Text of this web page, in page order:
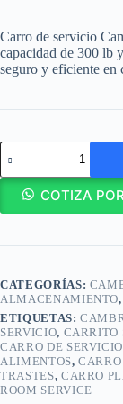
Carro de servicio
capacidad de 300 lb
seguro y eficiente en
Cambro
Carro
de
servicio
de
BC331KD110
cantidad
COTIZA
CATEGORÍAS:
ALMACENAMIENTO
ETIQUETAS:
SERVICIO, CARRITO
CARRO DE SERVICIO
ALIMENTOS,
TRASTES, CARRO
ROOM SERVICE